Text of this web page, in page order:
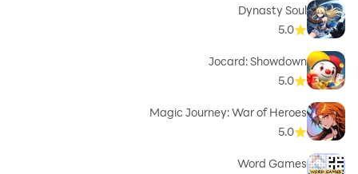
Dynasty Soul
5.0
Jocard: Showdown
5.0
Magic Journey: War of Heroes
5.0
Word Games